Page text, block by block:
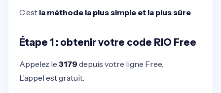
C’est la méthode la plus simple et la plus sûre
Étape 1 : obtenir votre code RIO Free
Appelez le 3179 depuis votre ligne Free.
L’appel est gratuit.